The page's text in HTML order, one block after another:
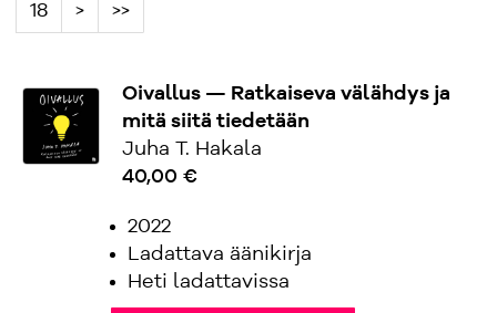
18 > >>
Oivallus — Ratkaiseva välähdys ja
mitä siitä tiedetään
Juha T. Hakala
40,00 €
2022
Ladattava äänikirja
Heti ladattavissa